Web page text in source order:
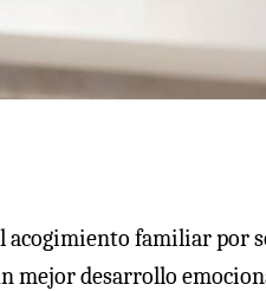
familiar por
mejor desarrollo